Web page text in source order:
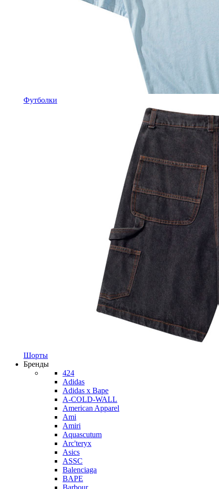
Футболки
Шорты
Бренды
424
Adidas
Adidas x Bape
A-COLD-WALL
American Apparel
Ami
Amiri
Aquascutum
Arc'teryx
Asics
ASSC
Balenciaga
BAPE
Barbour